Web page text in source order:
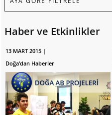
Haber ve Etkinlikler
13 MART 2015 |
Doğa'dan Haberler